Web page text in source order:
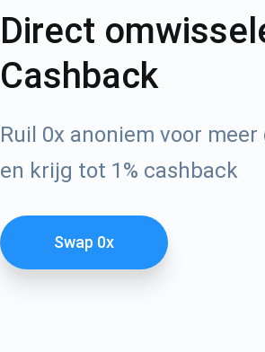
Direct
Cashback
Ruil 0x anoniem voor
en krijg tot 1% cashback
Swap 0x